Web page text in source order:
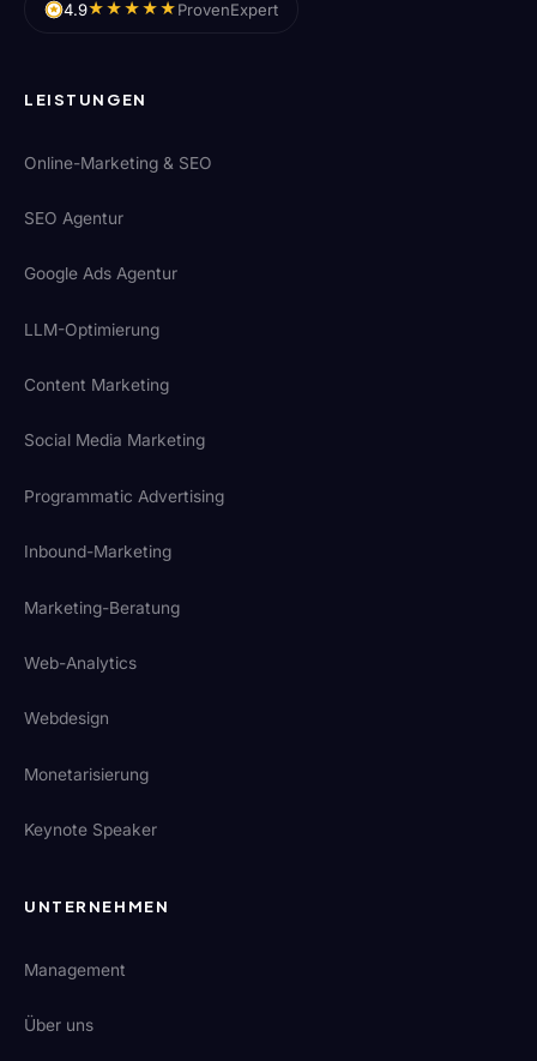
4.9★★★★★ProvenExpert
LEISTUNGEN
Online-Marketing & SEO
SEO Agentur
Google Ads Agentur
LLM-Optimierung
Content Marketing
Social Media Marketing
Programmatic Advertising
Inbound-Marketing
Marketing-Beratung
Web-Analytics
Webdesign
Monetarisierung
Keynote Speaker
UNTERNEHMEN
Management
Über uns